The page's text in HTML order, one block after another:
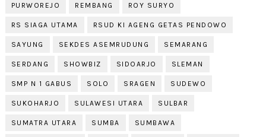
PURWOREJO REMBANG ROY SURYO
RS SIAGA UTAMA RSUD KI AGENG GETAS PENDOWO
SAYUNG SEKDES ASEMRUDUNG SEMARANG
SERDANG SHOWBIZ SIDOARJO SLEMAN
SMP N 1 GABUS SOLO SRAGEN SUDEWO
SUKOHARJO SULAWESI UTARA SULBAR
SUMATRA UTARA SUMBA SUMBAWA